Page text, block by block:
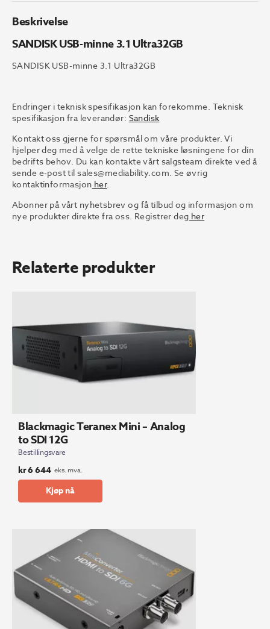
Beskrivelse
SANDISK USB-minne 3.1 Ultra32GB
SANDISK USB-minne 3.1 Ultra32GB
Endringer i teknisk spesifikasjon kan forekomme. Teknisk
spesifikasjon fra leverandør: Sandisk
Kontakt oss gjerne for spørsmål om våre produkter. Vi
hjelper deg med å velge de rette tekniske løsningene for din
bedrifts behov. Du kan kontakte vårt salgsteam direkte ved å
sende e-post tilsales@mediability.com. Se øvrig
kontaktinformasjon her.
Abonner på vårt nyhetsbrev og få tilbud og informasjon om
nye produkter direkte fra oss. Registrer deg her
Relaterte produkter
Blackmagic Teranex Mini – Analog
to SDI 12G
Bestillingsvare
kr6 644 eks. mva.
Kjøp nå